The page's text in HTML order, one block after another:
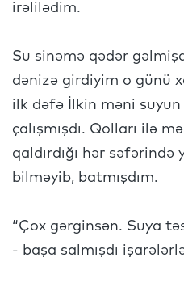
irəlilədim.
Su sinəmə qədər
dənizə girdiyim o günü
ilk dəfə İlkin məni
çalışmışdı. Qolları ilə
qaldırdığı hər səfərində
bilməyib, batmışdım.
“Çox gərginsən. Suya
- başa salmışdı